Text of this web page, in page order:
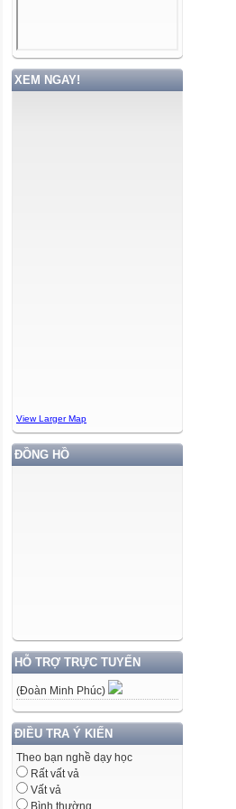
XEM NGAY!
View Larger Map
ĐỒNG HỒ
HỖ TRỢ TRỰC TUYẾN
(Đoàn Minh Phúc)
ĐIỀU TRA Ý KIẾN
Theo bạn nghề dạy học
Rất vất vả
Vất vả
Bình thường